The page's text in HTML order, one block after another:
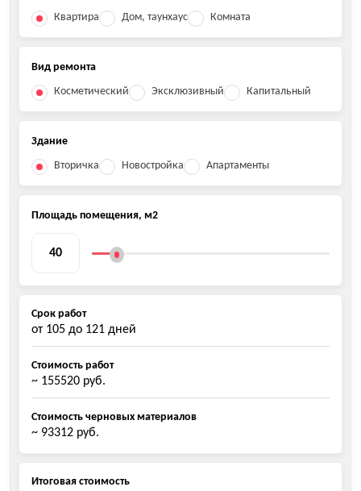
Квартира
Дом, таунхаус Комната
Вид ремонта
Косметический
Эксклюзивный Капитальный
Здание
Вторичка
Новостройка Апартаменты
Площадь помещения, м2
Срок работ
от 105 до 121 дней
Стоимость работ
~ 155520 руб.
Стоимость черновых материалов
~ 93312 руб.
Итоговая стоимость